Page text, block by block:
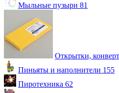
Мыльные пузыри 81
Открытки,
Пиньяты и наполнители 155
Пиротехника 62